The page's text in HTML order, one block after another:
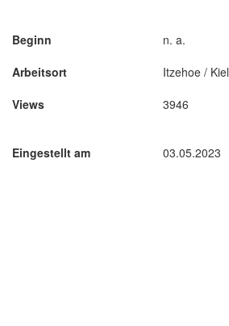
Beginn
Arbeitsort
Views
n. a.
Itzehoe / Kiel
3946
Eingestellt am 03.05.2023